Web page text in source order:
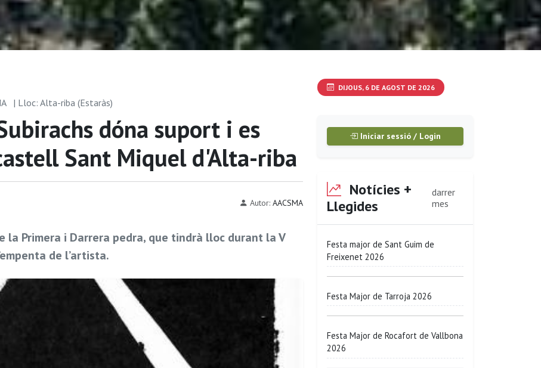
| Lloc: Alta-riba (Estaràs)
dóna suport i es
Sant Miquel d'Alta-riba
Autor: AACSMA
la Primera i Darrera pedra, que tindrà lloc durant la V
de l’artista.
DIJOUS, 6 DE AGOST DE 2026
Iniciar sessió / Login
Notícies +
Llegides
darrer
mes
Festa major de Sant Guim de
Freixenet 2026
Festa Major de Tarroja 2026
Festa Major de Rocafort de Vallbona
2026